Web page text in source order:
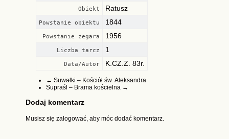
Obiekt Ratusz
Powstanie obiektu 1844
Powstanie zegara 1956
Liczba tarcz 1
Data/Autor K.CZ.Z. 83r.
← Suwałki – Kościół św. Aleksandra
Supraśl – Brama kościelna →
Dodaj komentarz
Musisz się zalogować, aby móc dodać komentarz.